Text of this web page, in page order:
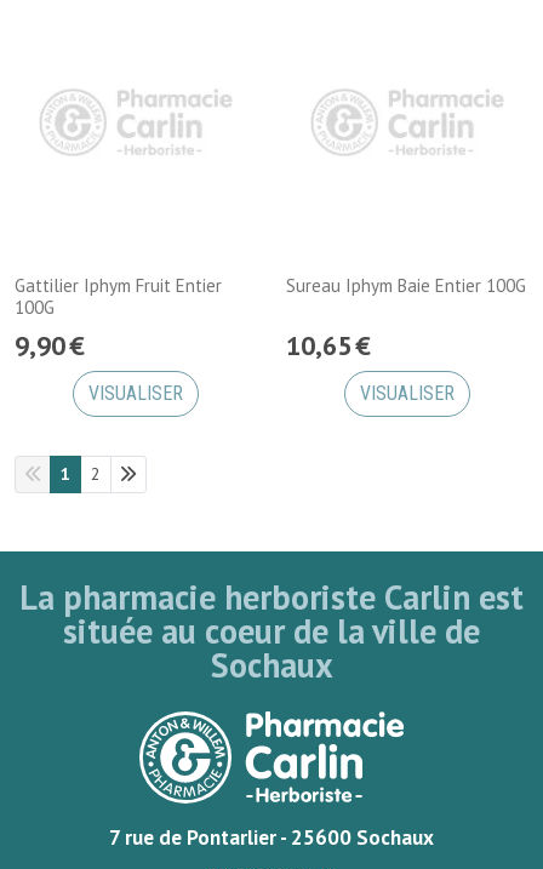
Gattilier Iphym Fruit Entier
100G
9,90€
VISUALISER
Sureau Iphym Baie Entier 100G
10,65€
VISUALISER
1 2
La pharmacie herboriste Carlin est
située au coeur de la ville de
Sochaux
7 rue de Pontarlier - 25600 Sochaux